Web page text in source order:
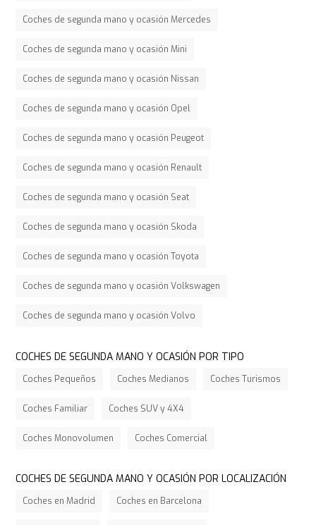
Coches de segunda mano y ocasión Mercedes
Coches de segunda mano y ocasión Mini
Coches de segunda mano y ocasión Nissan
Coches de segunda mano y ocasión Opel
Coches de segunda mano y ocasión Peugeot
Coches de segunda mano y ocasión Renault
Coches de segunda mano y ocasión Seat
Coches de segunda mano y ocasión Skoda
Coches de segunda mano y ocasión Toyota
Coches de segunda mano y ocasión Volkswagen
Coches de segunda mano y ocasión Volvo
COCHES DE SEGUNDA MANO Y OCASIÓN POR TIPO
Coches Pequeños Coches Medianos Coches Turismos
Coches Familiar Coches SUV y 4X4
Coches Monovolumen Coches Comercial
COCHES DE SEGUNDA MANO Y OCASIÓN POR LOCALIZACIÓN
Coches en Madrid Coches en Barcelona